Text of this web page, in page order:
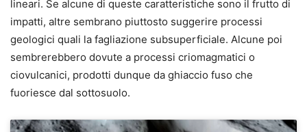
lineari. Se alcune di queste caratteristiche sono il frutto di
impatti, altre sembrano piuttosto suggerire processi
geologici quali la fagliazione subsuperficiale. Alcune poi
sembrerebbero dovute a processi criomagmatici o
ciovulcanici, prodotti dunque da ghiaccio fuso che
fuoriesce dal sottosuolo.